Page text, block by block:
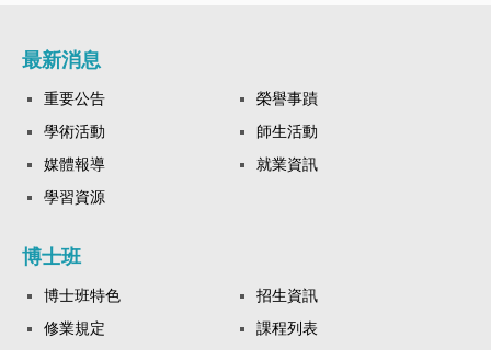
最新消息
重要公告
榮譽事蹟
學術活動
師生活動
媒體報導
就業資訊
學習資源
博士班
博士班特色
招生資訊
修業規定
課程列表